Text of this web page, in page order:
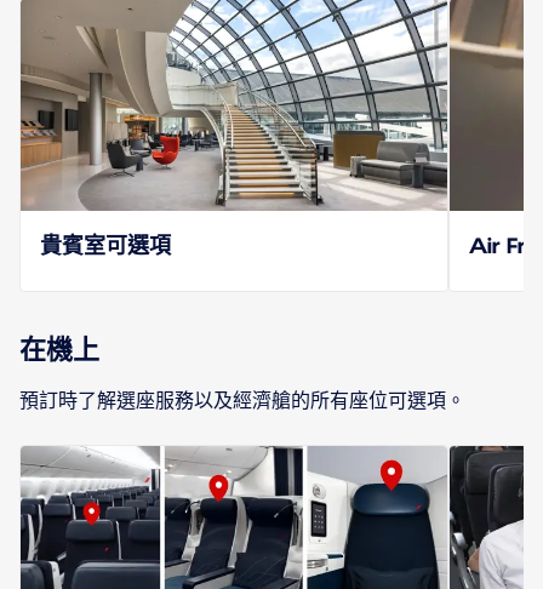
貴賓室可選項 Air
在機上
預訂時了解選座服務以及經濟艙的所有座位可選項。